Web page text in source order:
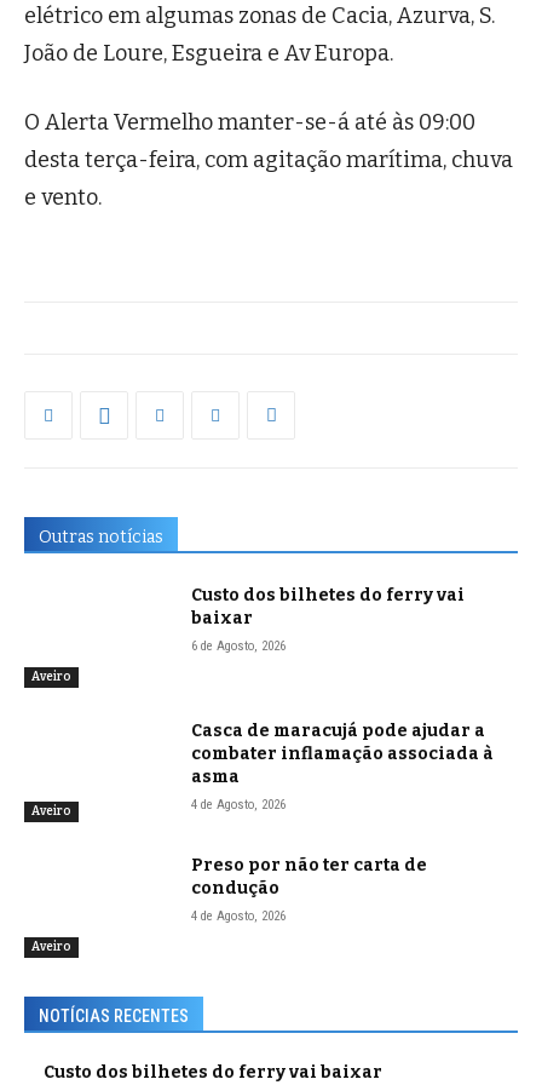
elétrico em algumas zonas de Cacia, Azurva, S.
João de Loure, Esgueira e Av Europa.
O Alerta Vermelho manter-se-á até às 09:00
desta terça-feira, com agitação marítima, chuva
e vento.
Outras notícias
Aveiro
Custo dos bilhetes do ferry vai
baixar
6 de Agosto, 2026
Aveiro
Casca de maracujá pode ajudar a
combater inflamação associada à
asma
4 de Agosto, 2026
Aveiro
Preso por não ter carta de
condução
4 de Agosto, 2026
NOTÍCIAS RECENTES
Custo dos bilhetes do ferry vai baixar